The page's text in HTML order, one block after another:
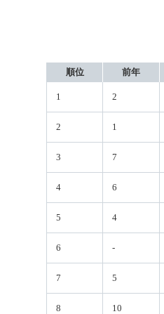
順位 前年
1 2
2 1
3 7
4 6
5 4
6 -
7 5
8 10